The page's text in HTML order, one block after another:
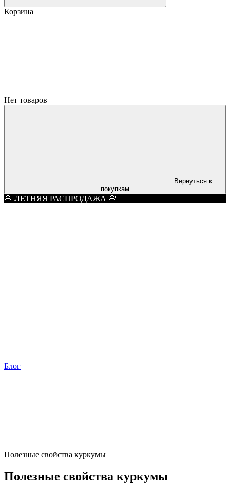
Корзина
Нет товаров
Вернуться к
покупкам
🌸 ЛЕТНЯЯ РАСПРОДАЖА 🌸
Блог
Полезные свойства куркумы
Полезные свойства куркумы